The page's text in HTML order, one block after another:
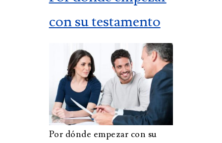
con su testamento
Por dónde empezar con su